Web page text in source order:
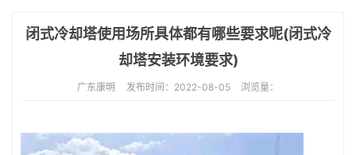
闭式冷却塔使用场所具体都有哪些要求呢(闭式冷
却塔安装环境要求)
广东康明 发布时间：2022-08-05 浏览量：